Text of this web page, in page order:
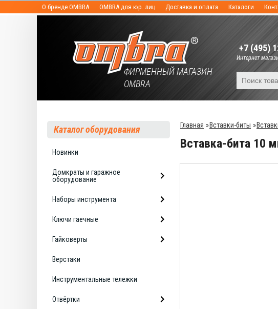
О бренде OMBRA OMBRA для юр. лиц Доставка и оплата Каталоги
ФИРМЕННЫЙ МАГАЗИН
OMBRA
+7 (495)
Интернет
Каталог оборудования
Новинки
Домкраты и гаражное
оборудование
Наборы инструмента
Ключи гаечные
Гайковерты
Верстаки
Инструментальные тележки
Отвёртки
Главная »Вставки-биты »
Вставка-бита 10